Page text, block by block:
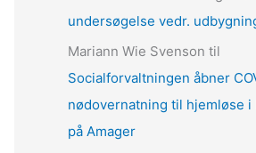
undersøgelse vedr.
Mariann Wie Svenson til
Socialforvaltningen åbner
nødovernatning til hjemløse i
på Amager